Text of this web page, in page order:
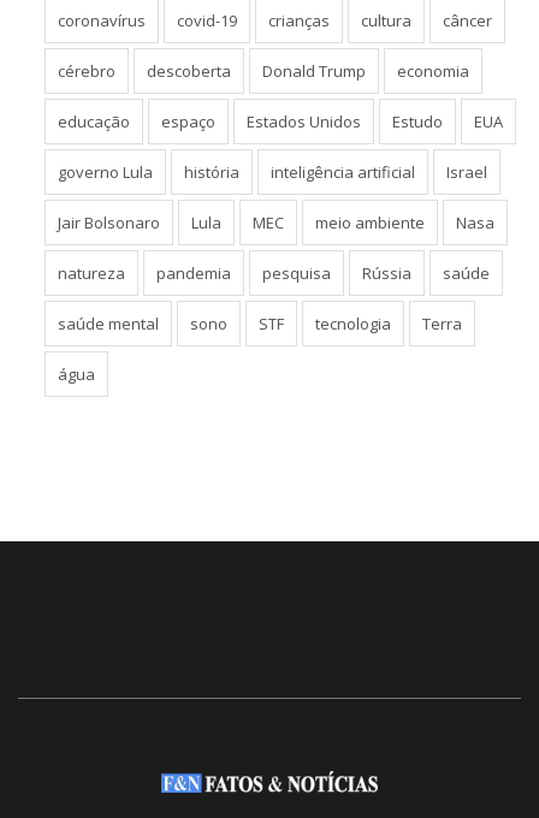
coronavírus covid-19 crianças cultura câncer
cérebro descoberta Donald Trump economia
educação espaço Estados Unidos Estudo EUA
governo Lula história inteligência artificial Israel
Jair Bolsonaro Lula MEC meio ambiente Nasa
natureza pandemia pesquisa Rússia saúde
saúde mental sono STF tecnologia Terra
água